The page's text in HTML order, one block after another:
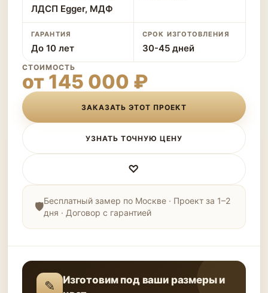
ЛДСП Egger, МДФ
ГАРАНТИЯ
До 10 лет
СРОК ИЗГОТОВЛЕНИЯ
30-45 дней
СТОИМОСТЬ
от 145 000 ₽
ЗАКАЗАТЬ ЭТОТ ПРОЕКТ
УЗНАТЬ ТОЧНУЮ ЦЕНУ
♡
Бесплатный замер по Москве · Проект за 1–2
дня · Договор с гарантией
✎
Изготовим под ваши размеры и